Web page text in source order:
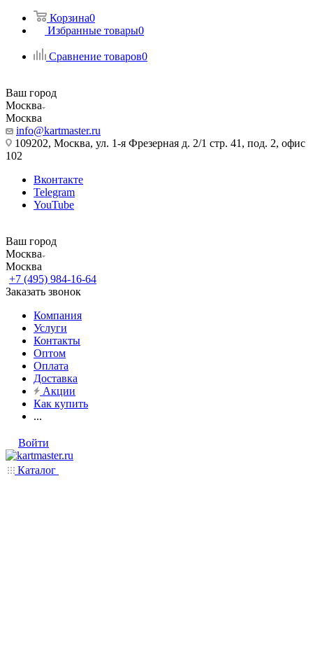
Корзина0
Избранные товары0
Сравнение товаров0
Ваш город
Москва
Москва
info@kartmaster.ru
109202, Москва, ул. 1-я Фрезерная д. 2/1 стр. 41, под. 2, офис
102
Вконтакте
Telegram
YouTube
Ваш город
Москва
Москва
+7 (495) 984-16-64
Заказать звонок
Компания
Услуги
Контакты
Оптом
Оплата
Доставка
Акции
Как купить
...
Войти
Каталог